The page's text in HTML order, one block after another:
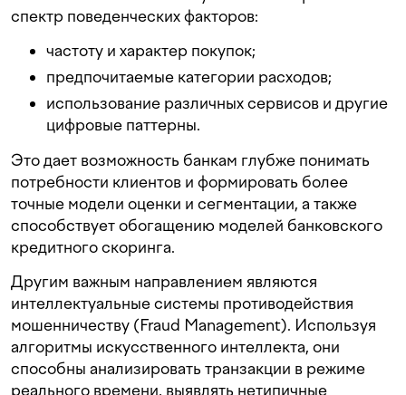
спектр поведенческих факторов:
частоту и характер покупок;
предпочитаемые категории расходов;
использование различных сервисов и другие
цифровые паттерны.
Это дает возможность банкам глубже понимать
потребности клиентов и формировать более
точные модели оценки и сегментации, а также
способствует обогащению моделей банковского
кредитного скоринга.
Другим важным направлением являются
интеллектуальные системы противодействия
мошенничеству (Fraud Management). Используя
алгоритмы искусственного интеллекта, они
способны анализировать транзакции в режиме
реального времени, выявлять нетипичные